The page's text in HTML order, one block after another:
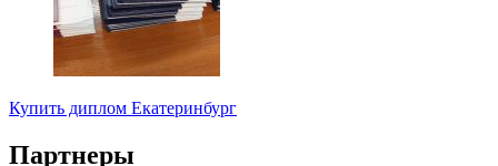
Купить диплом Екатеринбург
Партнеры